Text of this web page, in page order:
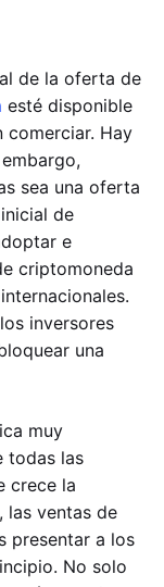
de la oferta de
esté disponible
comerciar. Hay
sea una oferta
de
e
criptomoneda
inversores
una
muy
todas las
crece la
las ventas de
presentar a los
No solo